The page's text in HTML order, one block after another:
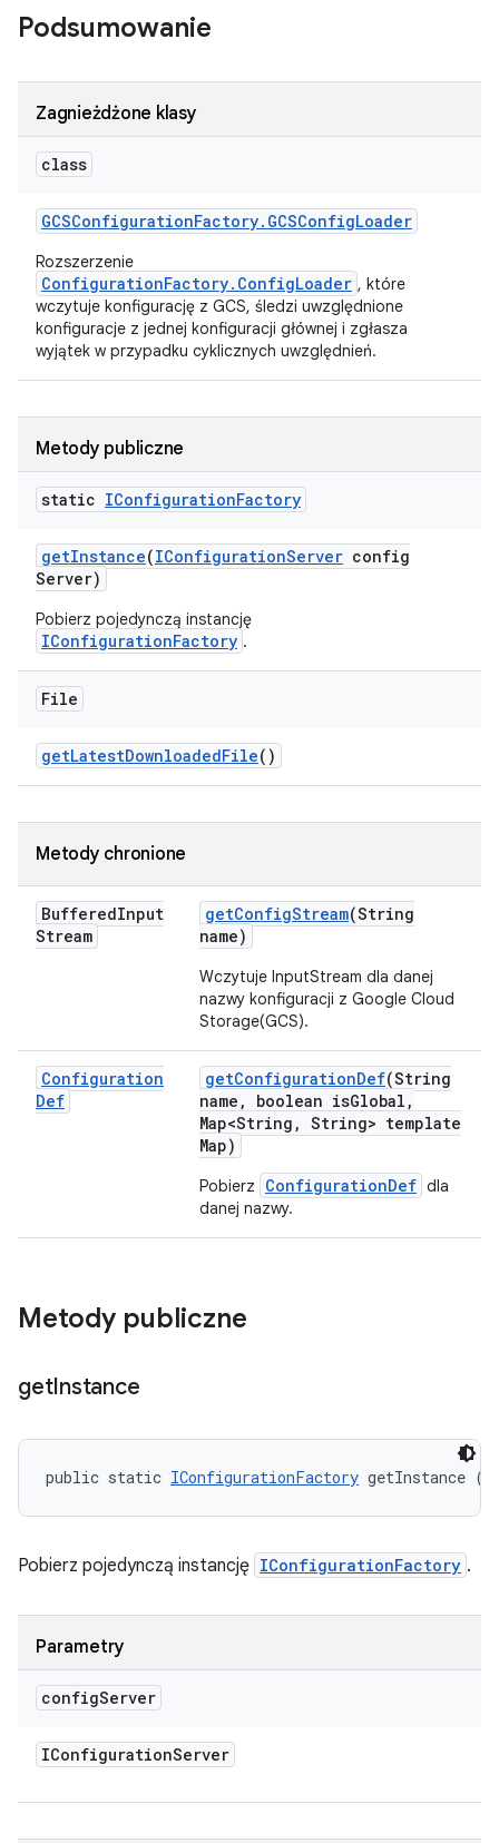
Podsumowanie
Zagnieżdżone klasy
class
GCSConfigurationFactory. GCSConfigLoader
Rozszerzenie
ConfigurationFactory.ConfigLoader , które
wczytuje konfigurację z GCS, śledzi uwzględnione
konfiguracje z jednej konfiguracji głównej i zgłasza
wyjątek w przypadku cyklicznych uwzględnień.
Metody publiczne
static IConfigurationFactory
getInstance(IConfigurationServer config
Server)
Pobierz pojedynczą instancję
IConfigurationFactory .
File
getLatestDownloadedFile()
Metody chronione
BufferedInput
Stream
getConfigStream(String
name)
Wczytuje InputStream dla danej
nazwy konfiguracji z Google Cloud
Storage(GCS).
Configuration
Def
getConfigurationDef(String
name , boolean isGlobal ,
Map<String , String> template
Map)
Pobierz ConfigurationDef dla
danej nazwy.
Metody publiczne
getInstance
public static IConfigurationFactory getInstance (
Pobierz pojedynczą instancję IConfigurationFactory .
Parametry
configServer
IConfigurationServer